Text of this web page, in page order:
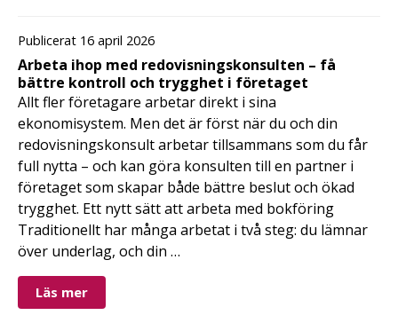
Publicerat 16 april 2026
Arbeta ihop med redovisningskonsulten – få
bättre kontroll och trygghet i företaget
Allt fler företagare arbetar direkt i sina
ekonomisystem. Men det är först när du och din
redovisningskonsult arbetar tillsammans som du får
full nytta – och kan göra konsulten till en partner i
företaget som skapar både bättre beslut och ökad
trygghet. Ett nytt sätt att arbeta med bokföring
Traditionellt har många arbetat i två steg: du lämnar
över underlag, och din …
Läs mer